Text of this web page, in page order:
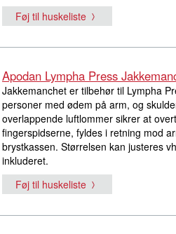
Føj til huskeliste
Apodan Lympha Press
Jakkemanchet er tilbehør til Lympha
personer med ødem på arm, og
overlappende luftlommer sikrer at
fingerspidserne, fyldes i retning mod
brystkassen. Størrelsen kan justeres
inkluderet.
Føj til huskeliste